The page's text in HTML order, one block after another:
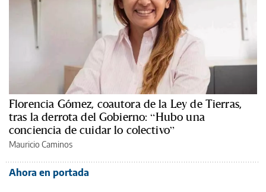
Florencia Gómez, coautora de la Ley de Tierras,
tras la derrota del Gobierno: “Hubo una
conciencia de cuidar lo colectivo”
Mauricio Caminos
Ahora en portada